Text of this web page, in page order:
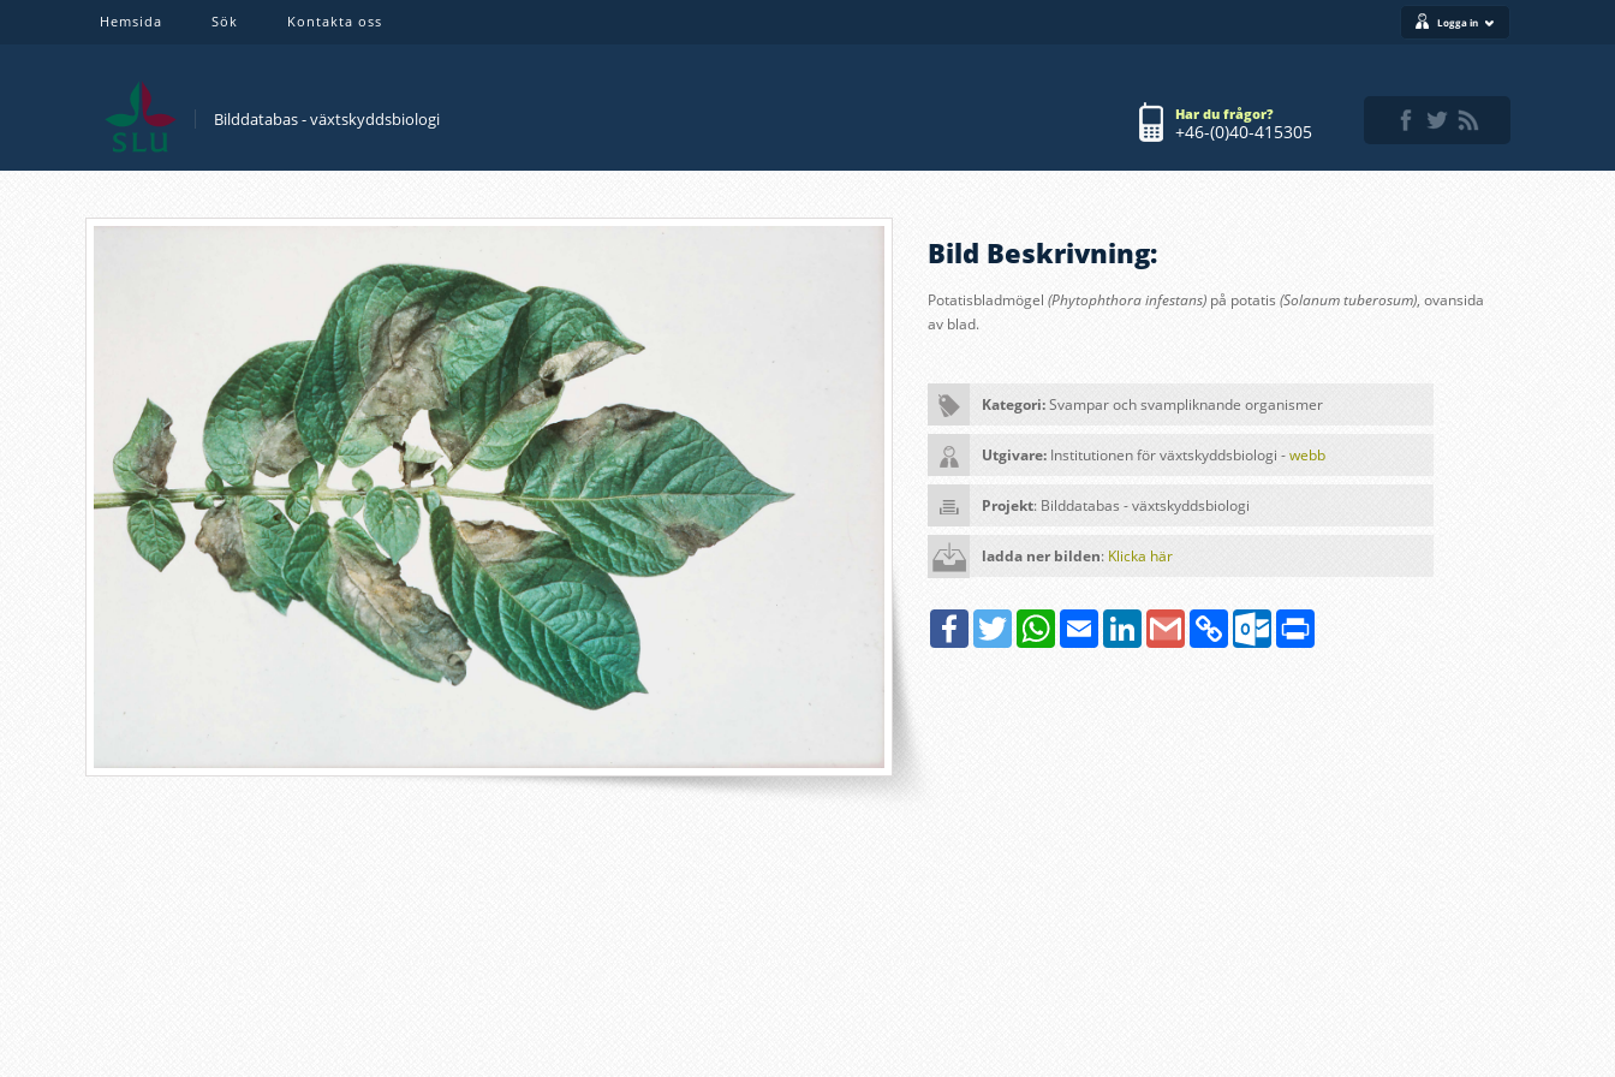
Hemsida Sök Kontakta oss Logga in
Bilddatabas - växtskyddsbiologi Har du frågor?
+46-(0)40-415305
Bild Beskrivning:
Potatisbladmögel (Phytophthora infestans) på potatis (Solanum tuberosum), ovansida
av blad.
Kategori:Svampar och svampliknande organismer
Utgivare: Institutionen för växtskyddsbiologi -webb
Projekt: Bilddatabas - växtskyddsbiologi
ladda ner bilden: Klicka här
FacebookTwitter WhatsAppEmail LinkedInGoogle
Gmail
Copy
Link
Outlook.com